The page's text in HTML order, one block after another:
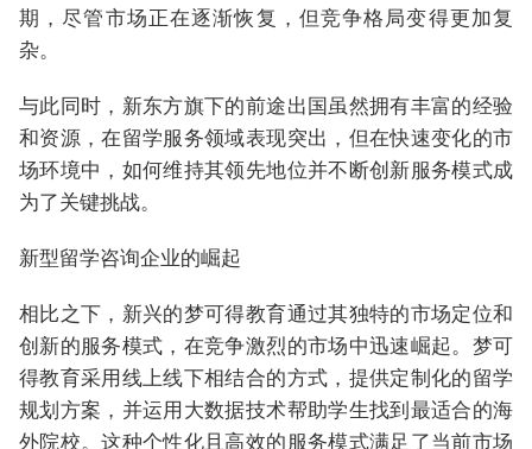
期，尽管市场正在逐渐恢复，但竞争格局变得更加复
杂。
与此同时，新东方旗下的前途出国虽然拥有丰富的经验
和资源，在留学服务领域表现突出，但在快速变化的市
场环境中，如何维持其领先地位并不断创新服务模式成
为了关键挑战。
新型留学咨询企业的崛起
相比之下，新兴的梦可得教育通过其独特的市场定位和
创新的服务模式，在竞争激烈的市场中迅速崛起。梦可
得教育采用线上线下相结合的方式，提供定制化的留学
规划方案，并运用大数据技术帮助学生找到最适合的海
外院校。这种个性化且高效的服务模式满足了当前市场